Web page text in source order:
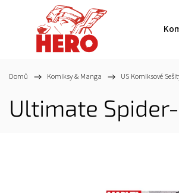
Domů / Komiksy & Manga / US Komiksové
Ultimate